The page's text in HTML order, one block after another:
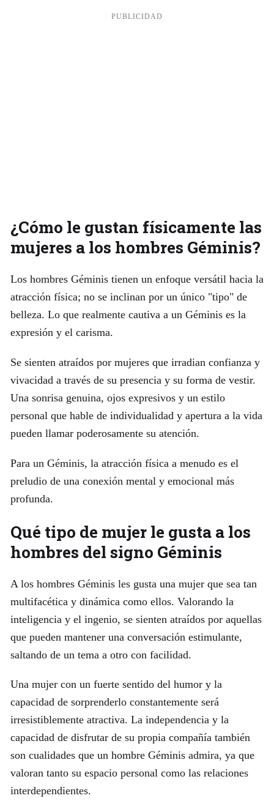
¿Cómo le gustan físicamente las
mujeres a los hombres Géminis?
Los hombres Géminis tienen un enfoque versátil hacia la
atracción física; no se inclinan por un único "tipo" de
belleza. Lo que realmente cautiva a un Géminis es la
expresión y el carisma.
Se sienten atraídos por mujeres que irradian confianza y
vivacidad a través de su presencia y su forma de vestir.
Una sonrisa genuina, ojos expresivos y un estilo
personal que hable de individualidad y apertura a la vida
pueden llamar poderosamente su atención.
Para un Géminis, la atracción física a menudo es el
preludio de una conexión mental y emocional más
profunda.
Qué tipo de mujer le gusta a los
hombres del signo Géminis
A los hombres Géminis les gusta una mujer que sea tan
multifacética y dinámica como ellos. Valorando la
inteligencia y el ingenio, se sienten atraídos por aquellas
que pueden mantener una conversación estimulante,
saltando de un tema a otro con facilidad.
Una mujer con un fuerte sentido del humor y la
capacidad de sorprenderlo constantemente será
irresistiblemente atractiva. La independencia y la
capacidad de disfrutar de su propia compañía también
son cualidades que un hombre Géminis admira, ya que
valoran tanto su espacio personal como las relaciones
interdependientes.